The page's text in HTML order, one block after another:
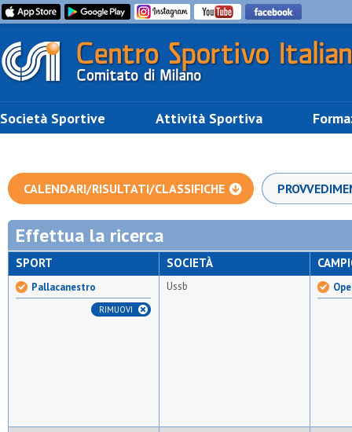
Società Sportive Attività Sportiva
CALENDARI/RISULTATI/CLASSIFICHE
Effettua la ricerca
SPORT
Pallacanestro
RIMUOVI
SOCIETÀ
Ussb